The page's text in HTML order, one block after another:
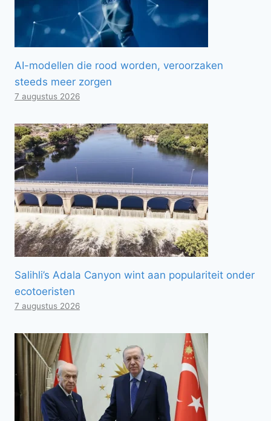
AI-modellen die rood worden, veroorzaken
steeds meer zorgen
7 augustus 2026
Salihli’s Adala Canyon wint aan populariteit onder
ecotoeristen
7 augustus 2026